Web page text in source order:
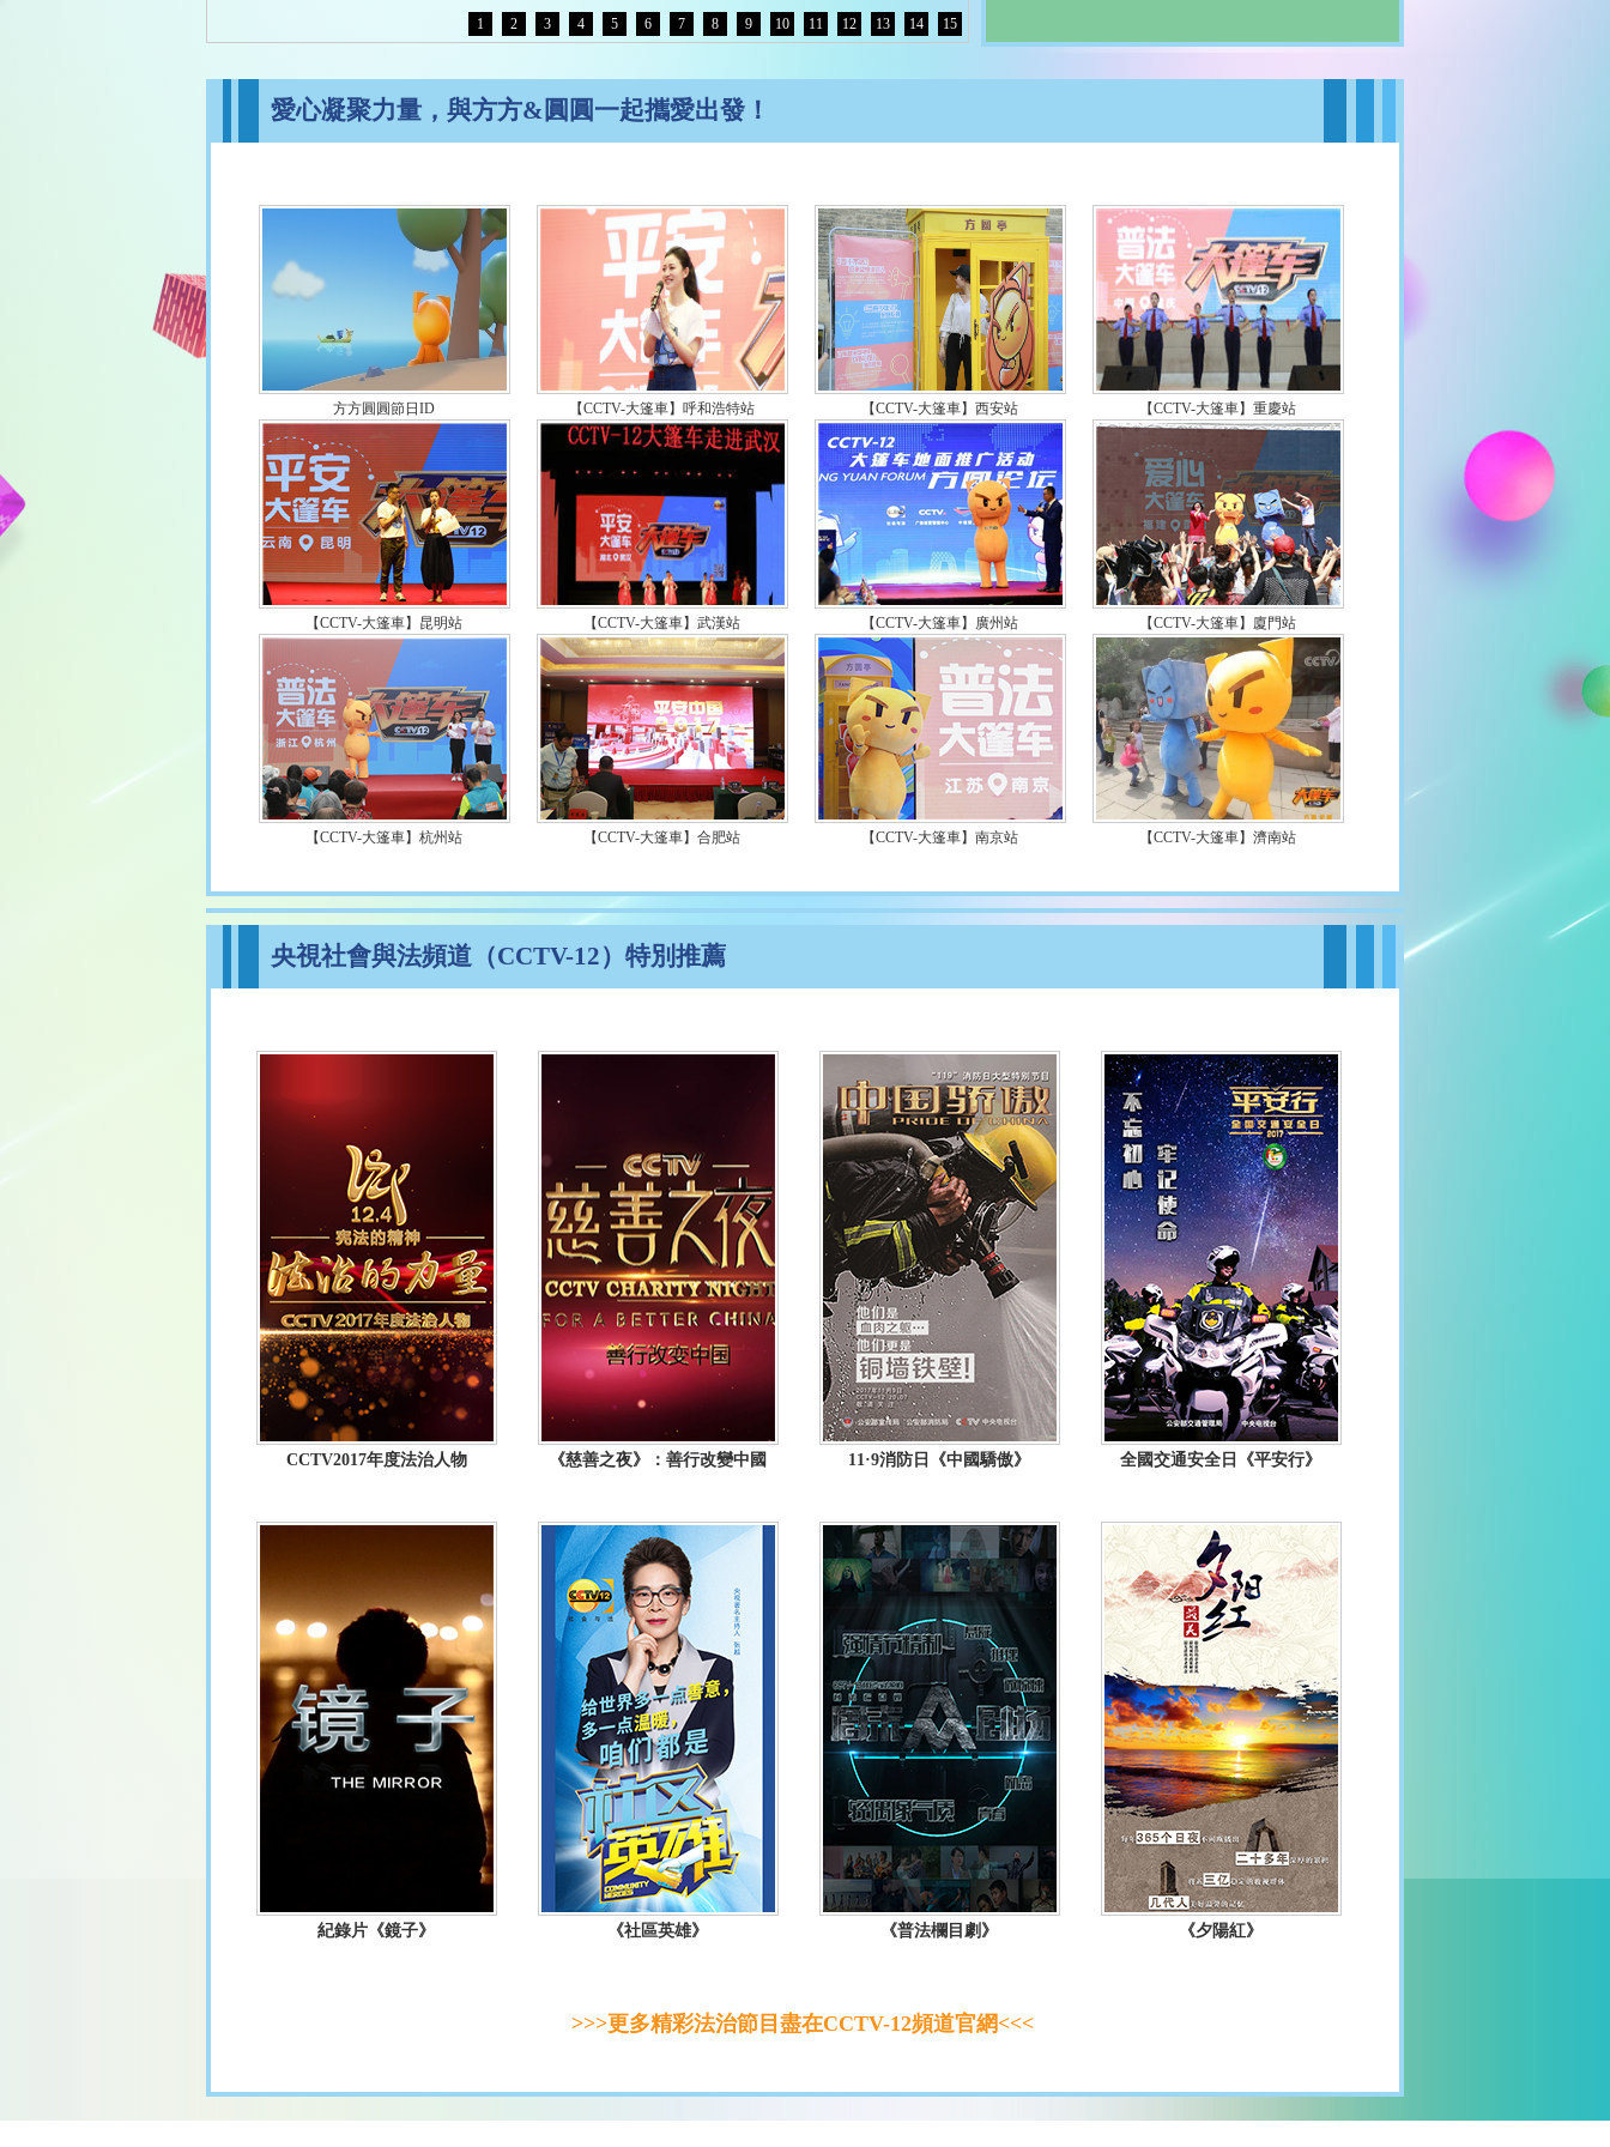
1 2 3 4 5 6 7 8 9 10 11 12 13 14 15
面推廣活動”群眾熱情參與 反響熱烈
【約一波】CCTV-12方方&圓圓三里屯首次亮
相，我們萌着呢！
愛心凝聚力量，與方方&圓圓一起攜愛出發！
央視首個頻道卡通形象揭曉 快來查看官網投票
獲獎名單
央視首個頻道卡通形象揭曉 快來查看微信用戶
獲獎名單
愛心凝聚力量，與方方&圓圓一起攜愛出發！
方方圓圓節日ID 【CCTV-大篷車】呼和浩特站 【CCTV-大篷車】西安站 【CCTV-大篷車】重慶站
【CCTV-大篷車】昆明站 【CCTV-大篷車】武漢站 【CCTV-大篷車】廣州站 【CCTV-大篷車】廈門站
【CCTV-大篷車】杭州站 【CCTV-大篷車】合肥站 【CCTV-大篷車】南京站 【CCTV-大篷車】濟南站
央視社會與法頻道（CCTV-12）特別推薦
CCTV2017年度法治人物 《慈善之夜》：善行改變中國 11·9消防日《中國驕傲》 全國交通安全日《平安行》
紀錄片《鏡子》 《社區英雄》 《普法欄目劇》 《夕陽紅》
>>>更多精彩法治節目盡在CCTV-12頻道官網<<<